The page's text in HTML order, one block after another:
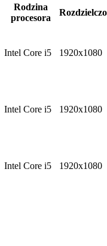
Rodzina
procesora
Intel Core i5 1920x1080
Intel Core i5 1920x1080
Intel Core i5 1920x1080